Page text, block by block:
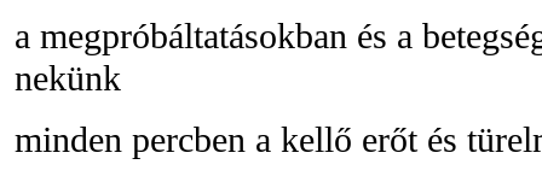
a megpróbáltatásokban és a
nekünk
minden percben a kellő erőt és